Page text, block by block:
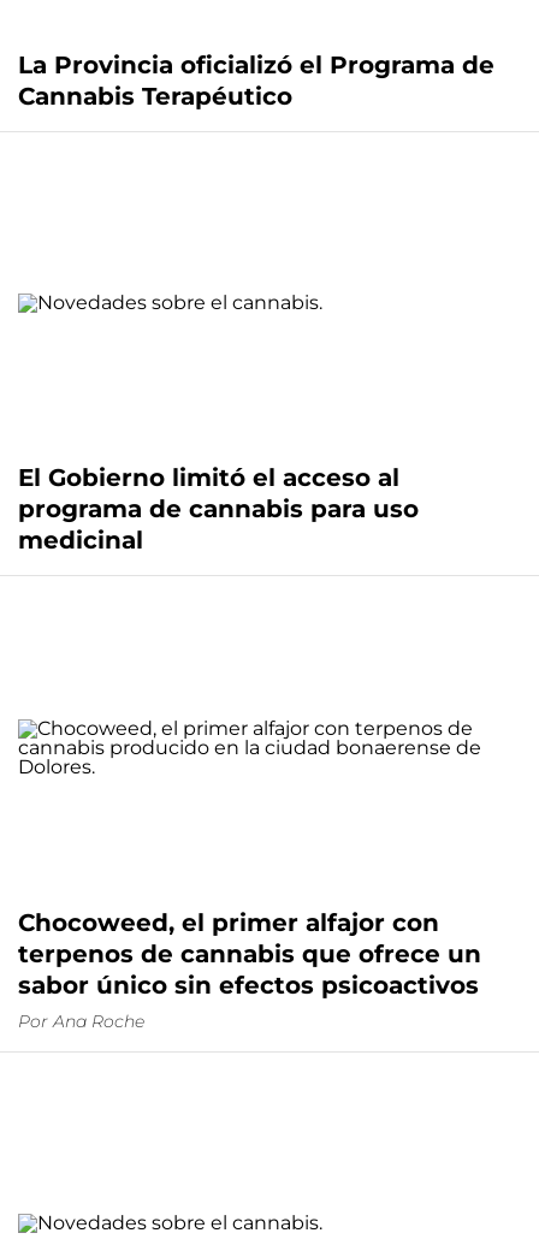
La Provincia oficializó el Programa de
Cannabis Terapéutico
El Gobierno limitó el acceso al
programa de cannabis para uso
medicinal
Chocoweed, el primer alfajor con
terpenos de cannabis que ofrece un
sabor único sin efectos psicoactivos
Por Ana Roche